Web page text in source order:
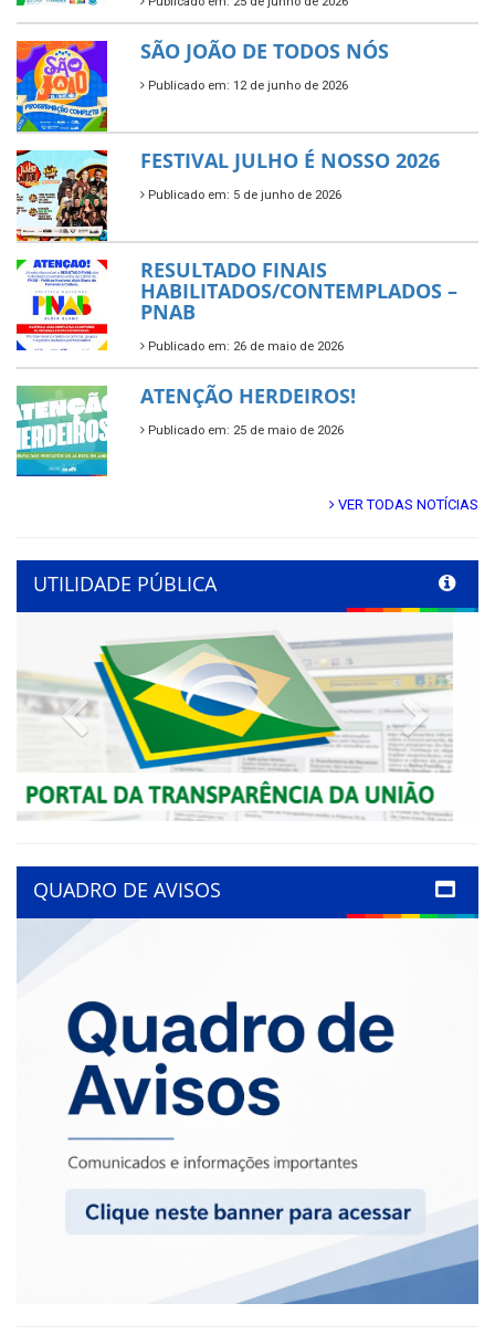
SÃO JOÃO DE TODOS NÓS
Publicado em: 12 de junho de 2026
FESTIVAL JULHO É NOSSO 2026
Publicado em: 5 de junho de 2026
RESULTADO FINAIS
HABILITADOS/CONTEMPLADOS –
PNAB
Publicado em: 26 de maio de 2026
ATENÇÃO HERDEIROS!
Publicado em: 25 de maio de 2026
VER TODAS NOTÍCIAS
UTILIDADE PÚBLICA
Previous
QUADRO DE AVISOS